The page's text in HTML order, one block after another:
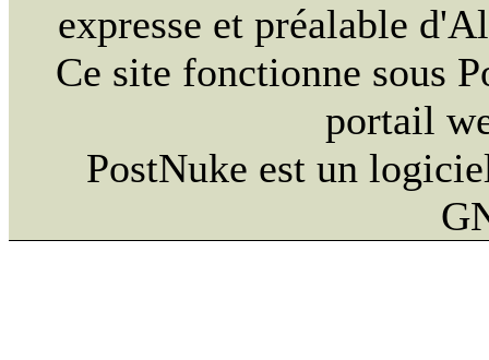
expresse et préalable
Ce site fonctionne sous
portail
PostNuke est un